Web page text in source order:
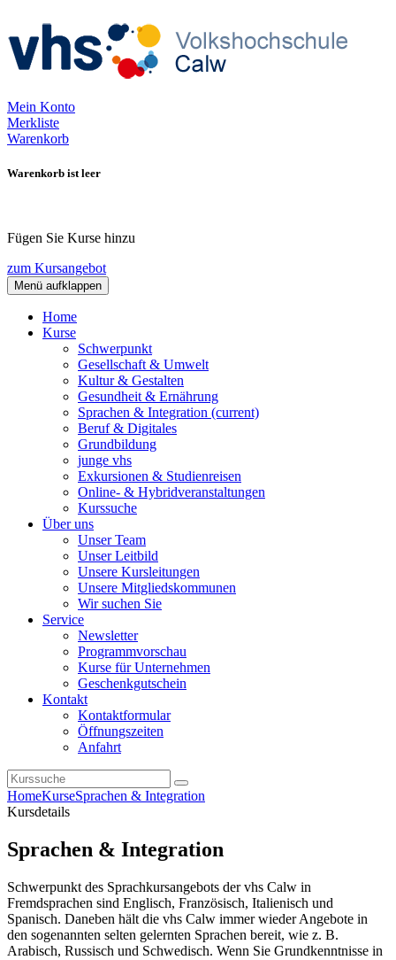
Mein Konto
Merkliste
Warenkorb
Warenkorb ist leer
Fügen Sie Kurse hinzu
zum Kursangebot
Menü aufklappen
Home
Kurse
Schwerpunkt
Gesellschaft & Umwelt
Kultur & Gestalten
Gesundheit & Ernährung
Sprachen & Integration (current)
Beruf & Digitales
Grundbildung
junge vhs
Exkursionen & Studienreisen
Online- & Hybridveranstaltungen
Kurssuche
Über uns
Unser Team
Unser Leitbild
Unsere Kursleitungen
Unsere Mitgliedskommunen
Wir suchen Sie
Service
Newsletter
Programmvorschau
Kurse für Unternehmen
Geschenkgutschein
Kontakt
Kontaktformular
Öffnungszeiten
Anfahrt
HomeKurseSprachen & Integration
Kursdetails
Sprachen & Integration
Schwerpunkt des Sprachkursangebots der vhs Calw in
Fremdsprachen sind Englisch, Französisch, Italienisch und
Spanisch. Daneben hält die vhs Calw immer wieder Angebote in
den sogenannten selten gelernten Sprachen bereit, wie z. B.
Arabisch, Russisch und Schwedisch. Wenn Sie Grundkenntnisse in